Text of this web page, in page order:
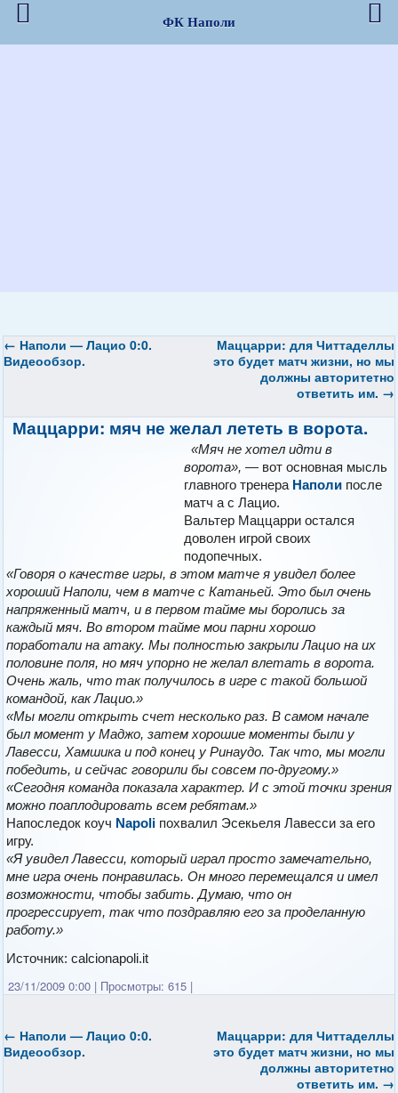
← Наполи — Лацио 0:0.
Видеообзор.
Маццарри: для Читтаделлы
это будет матч жизни, но мы
должны авторитетно
ответить им. →
Маццарри: мяч не желал лететь в ворота.
«Мяч не хотел идти в
ворота», — вот основная мысль
главного тренера Наполи после
матч а с Лацио.
Вальтер Маццарри остался
доволен игрой своих
подопечных.
«Говоря о качестве игры, в этом матче я увидел более
хороший Наполи, чем в матче с Катаньей. Это был очень
напряженный матч, и в первом тайме мы боролись за
каждый мяч. Во втором тайме мои парни хорошо
поработали на атаку. Мы полностью закрыли Лацио на их
половине поля, но мяч упорно не желал влетать в ворота.
Очень жаль, что так получилось в игре с такой большой
командой, как Лацио.»
«Мы могли открыть счет несколько раз. В самом начале
был момент у Маджо, затем хорошие моменты были у
Лавесси, Хамшика и под конец у Ринаудо. Так что, мы могли
победить, и сейчас говорили бы совсем по-другому.»
«Сегодня команда показала характер. И с этой точки зрения
можно поаплодировать всем ребятам.»
Напоследок коуч Napoli похвалил Эсекьеля Лавесси за его
игру.
«Я увидел Лавесси, который играл просто замечательно,
мне игра очень понравилась. Он много перемещался и имел
возможности, чтобы забить. Думаю, что он
прогрессирует, так что поздравляю его за проделанную
работу.»
Источник: calcionapoli.it
23/11/2009 0:00 | Просмотры: 615 |
← Наполи — Лацио 0:0.
Видеообзор.
Маццарри: для Читтаделлы
это будет матч жизни, но мы
должны авторитетно
ответить им. →
ФК Наполи